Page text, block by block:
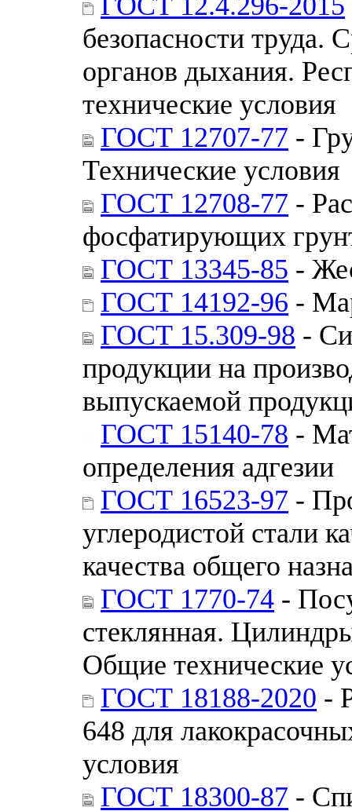
безопасности труда.
органов дыхания.
технические условия
ГОСТ 12707-77 -
Технические условия
ГОСТ 12708-77 -
фосфатирующих
ГОСТ 13345-85 -
ГОСТ 14192-96 -
ГОСТ 15.309-98 -
продукции на
выпускаемой
ГОСТ 15140-78 -
определения адгезии
ГОСТ 16523-97 -
углеродистой стали
качества общего
ГОСТ 1770-74 -
стеклянная.
Общие технические
ГОСТ 18188-2020 -
648 для
условия
ГОСТ 18300-87 -